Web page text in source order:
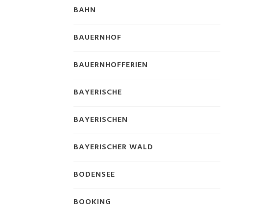
BAHN
BAUERNHOF
BAUERNHOFFERIEN
BAYERISCHE
BAYERISCHEN
BAYERISCHER WALD
BODENSEE
BOOKING